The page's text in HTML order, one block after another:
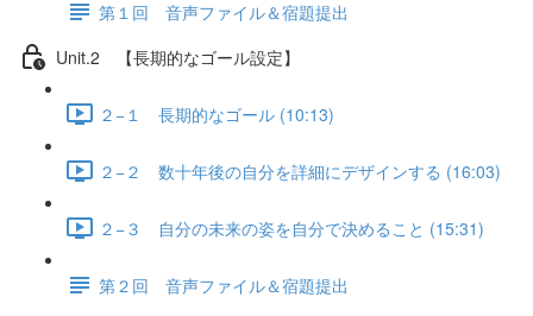
第１回 音声ファイル＆宿題提出
Unit.2 【長期的なゴール設定】
２−１ 長期的なゴール (10:13)
２−２ 数十年後の自分を詳細にデザインする (16:03)
２−３ 自分の未来の姿を自分で決めること (15:31)
第２回 音声ファイル＆宿題提出